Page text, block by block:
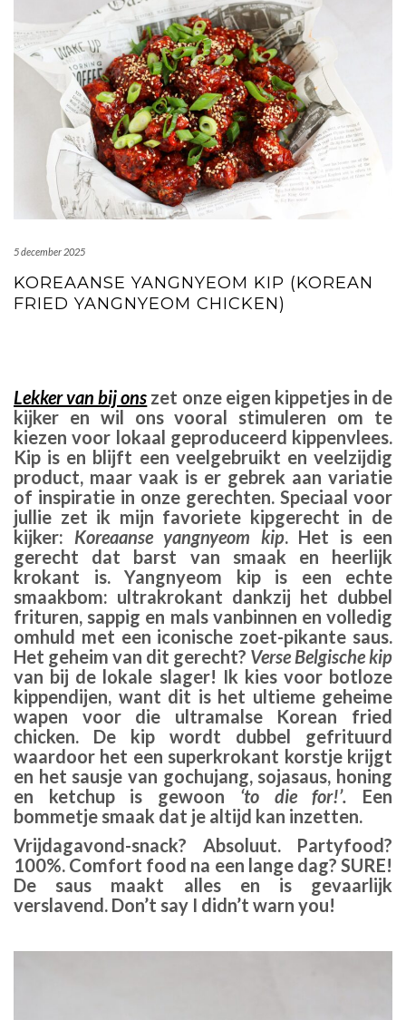
5 december 2025
KOREAANSE YANGNYEOM KIP (KOREAN
FRIED YANGNYEOM CHICKEN)
Lekker van bij ons zet onze eigen kippetjes in de
kijker en wil ons vooral stimuleren om te
kiezen voor lokaal geproduceerd kippenvlees.
Kip is en blijft een veelgebruikt en veelzijdig
product, maar vaak is er gebrek aan variatie
of inspiratie in onze gerechten. Speciaal voor
jullie zet ik mijn favoriete kipgerecht in de
kijker: Koreaanse yangnyeom kip. Het is een
gerecht dat barst van smaak en heerlijk
krokant is. Yangnyeom kip is een echte
smaakbom: ultrakrokant dankzij het dubbel
frituren, sappig en mals vanbinnen en volledig
omhuld met een iconische zoet-pikante saus.
Het geheim van dit gerecht? Verse Belgische kip
van bij de lokale slager! Ik kies voor botloze
kippendijen, want dit is het ultieme geheime
wapen voor die ultramalse Korean fried
chicken. De kip wordt dubbel gefrituurd
waardoor het een superkrokant korstje krijgt
en het sausje van gochujang, sojasaus, honing
en ketchup is gewoon ‘to die for!’. Een
bommetje smaak dat je altijd kan inzetten.
Vrijdagavond-snack? Absoluut. Partyfood?
100%. Comfort food na een lange dag? SURE!
De saus maakt alles en is gevaarlijk
verslavend. Don’t say I didn’t warn you!